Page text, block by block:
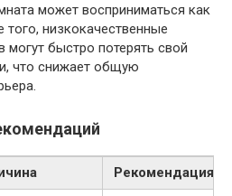
может восприниматься как
низкокачественные
могут быстро потерять свой
что снижает общую
Рекомендация